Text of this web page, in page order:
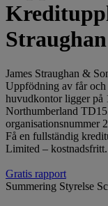
James Straughan &
Uppfödning av får och
huvudkontor ligger på
Northumberland
organisationsnummer
Få en fullständig
Limited – kostnadsfritt.
Gratis rapport
Summering Styrelse